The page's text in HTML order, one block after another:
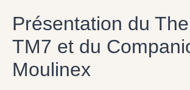
Présentation du
TM7 et du
Moulinex